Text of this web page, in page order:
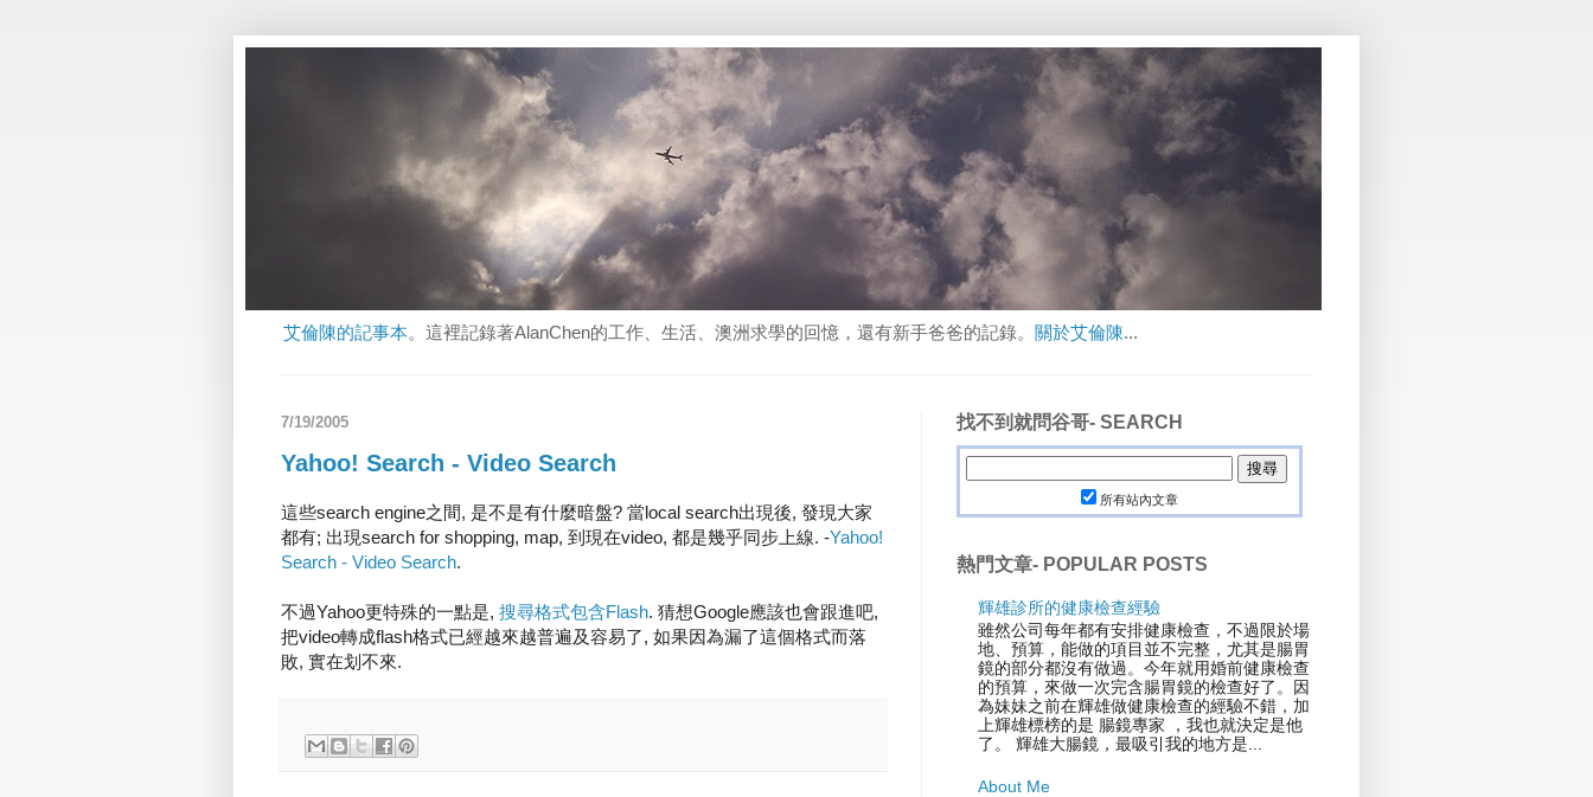
艾倫陳的記事本。這裡記錄著AlanChen的工作、生活、澳洲求學的回憶，還有新手爸爸的記錄。 關於艾倫陳...
7/19/2005
Yahoo! Search - Video Search
這些search engine之間, 是不是有什麼暗盤? 當local search出現後, 發現大家
都有; 出現search for shopping, map, 到現在video, 都是幾乎同步上線. -Yahoo!
Search - Video Search.
不過Yahoo更特殊的一點是, 搜尋格式包含Flash. 猜想Google應該也會跟進吧,
把video轉成flash格式已經越來越普遍及容易了, 如果因為漏了這個格式而落
敗, 實在划不來.
找不到就問谷哥- SEARCH
所有站內文章
熱門文章- POPULAR POSTS
輝雄診所的健康檢查經驗
雖然公司每年都有安排健康檢查，不過限於場
地、預算，能做的項目並不完整，尤其是腸胃
鏡的部分都沒有做過。今年就用婚前健康檢查
的預算，來做一次完含腸胃鏡的檢查好了。因
為妹妹之前在輝雄做健康檢查的經驗不錯，加
上輝雄標榜的是 腸鏡專家 ，我也就決定是他
了。 輝雄大腸鏡，最吸引我的地方是...
About Me